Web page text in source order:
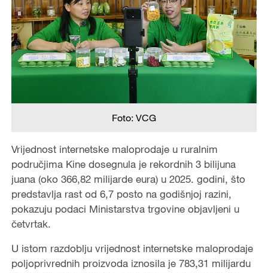
Foto: VCG
Vrijednost internetske maloprodaje u ruralnim
područjima Kine dosegnula je rekordnih 3 bilijuna
juana (oko 366,82 milijarde eura) u 2025. godini, što
predstavlja rast od 6,7 posto na godišnjoj razini,
pokazuju podaci Ministarstva trgovine objavljeni u
četvrtak.
U istom razdoblju vrijednost internetske maloprodaje
poljoprivrednih proizvoda iznosila je 783,31 milijardu